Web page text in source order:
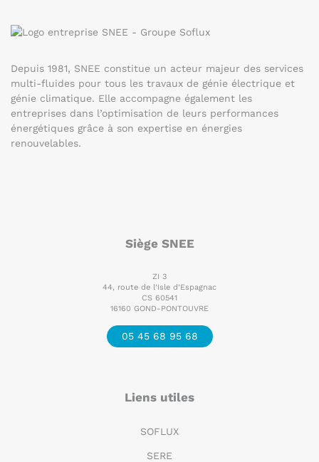
Depuis 1981, SNEE constitue un acteur majeur des services
multi-fluides pour tous les travaux de génie électrique et
génie climatique. Elle accompagne également les
entreprises dans l’optimisation de leurs performances
énergétiques grâce à son expertise en énergies
renouvelables.
Siège SNEE
ZI 3
44, route de l’Isle d’Espagnac
CS 60541
16160 GOND-PONTOUVRE
05 45 68 95 68
Liens utiles
SOFLUX
SERE